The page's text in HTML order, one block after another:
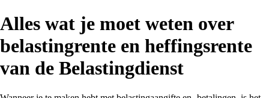
Alles wat je moet weten over
belastingrente en heffingsrente
van de Belastingdienst